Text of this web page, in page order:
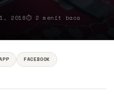
2018⏱ 2 menit baca
FACEBOOK